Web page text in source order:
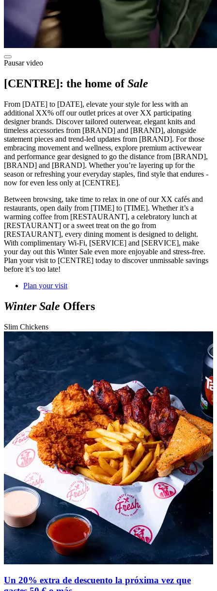
Pausar video
[CENTRE]: the home ofSale
From [DATE] to [DATE], elevate your style for less with an
additional XX% off our outlet prices at over XX participating
designer brands. Discover tailored outerwear, elegant knits and
timeless accessories from [BRAND] and [BRAND], alongside
statement pieces and trend-led updates from [BRAND]. For those
embracing movement and wellness, explore premium activewear
and performance gear designed to go the distance from [BRAND],
[BRAND] and [BRAND]. Whether you’re layering up for the
season or refreshing your everyday staples, find style that endures -
now for even less only at [CENTRE].
Between browsing, take time to relax in one of our XX cafés and
restaurants, open daily from [TIME] to [TIME]. Whether it’s a
warming coffee from [RESTAURANT], a celebratory lunch at
[RESTAURANT] or a sweet treat on the go from
[RESTAURANT], every dining moment is designed to delight.
With complimentary Wi-Fi, [SERVICE] and [SERVICE], make
your day out this Winter Sale even more enjoyable and stress-free.
Plan your visit to [CENTRE] today to discover unmissable savings
before it’s too late!
Plan your visit
Winter Sale Offers
Slim Chickens
Un 20% extra de descuento la próxima vez que